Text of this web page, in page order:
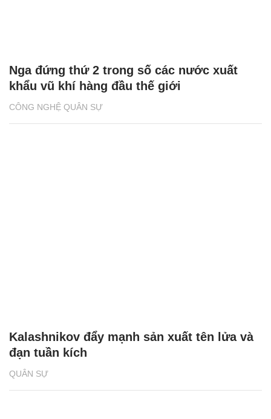
CÔNG NGHỆ QUÂN SỰ
Nga đứng thứ 2 trong số các nước xuất
khẩu vũ khí hàng đầu thế giới
QUÂN SỰ
Kalashnikov đẩy mạnh sản xuất tên lửa và
đạn tuần kích